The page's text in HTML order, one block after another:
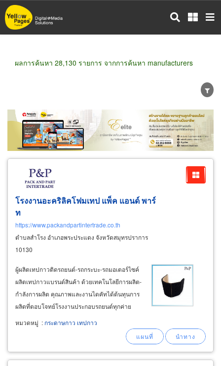
ข้าม
ไป
ผลการค้นหา 28,130 รายการ จากการค้นหา manufacturers
ขายส่ง ขายปลีก ผู้ผลิต
ตัวแทนจัดจำหน่าย
ผู้ส่งออก/นำเข้า
ธุรกิจบริการ
โรงงานอะคริลิคโฟมเทป แพ็ค แอนด์ พาร์
ท
https://www.packandpartintertrade.co.th
ตำบลสำโรง อำเภอพระประแดง จังหวัดสมุทรปราการ
10130
ผู้ผลิตเทปกาวติดรถยนต์-รถกระบะ-รถมอเตอร์ไซค์
ผลิตเทปกาวแบรนด์สินค้า ด้วยเทคโนโลยีการผลิต-
กำลังการผลิต คุณภาพและงานไดคัทได้ต้นทุนการ
ผลิตที่ตอบโจทย์โรงงานประกอบรถยนต์ทุกค่าย
ผลิตชิ้นส่วนอะไหล่ยานยนต์ ผู้ผลิตเครื่องใช้ไฟฟ้า-
หมวดหมู่ : กระดาษกาว เทปกาว